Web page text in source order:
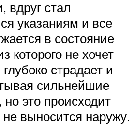
вдруг стал
указаниям и все
в состояние
которого не хочет
страдает и
сильнейшие
это происходит
не выносится наружу.